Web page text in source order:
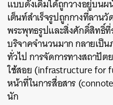
แบบดั้งเดิมได้ถูกวางอยู่บน
เต็นท์สำเร็จรูปถูกกางที่ลาน
พระพุทธรูปและสิ่งศักดิ์สิทธิ์
บริจาคจำนวนมาก กลายเป็
ทั่วไป การจัดการทางสถาปัต
ใช้สอย (infrastructure for
หน้าที่ในการสื่อสาร
นัก